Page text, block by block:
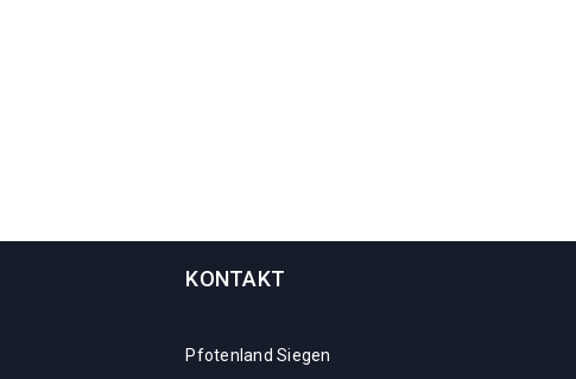
KONTAKT
Pfotenland Siegen